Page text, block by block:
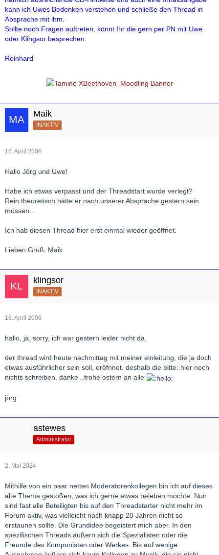
kann ich Uwes Bedenken verstehen und schließe den Thread in
Absprache mit ihm.
Sollte noch Fragen auftreten, könnt Ihr die gern per PN mit Uwe
oder Klingsor besprechen.
Reinhard
Maik
INAKTIV
16. April 2006
Hallo Jörg und Uwe!
Habe ich etwas verpasst und der Threadstart wurde verlegt?
Rein theoretisch hätte er nach unserer Absprache gestern sein
müssen...
Ich hab diesen Thread hier erst einmal wieder geöffnet.
Lieben Gruß, Maik
klingsor
INAKTIV
16. April 2006
hallo, ja, sorry, ich war gestern leider nicht da.
der thread wird heute nachmittag mit meiner einleitung, die ja doch
etwas ausführlicher sein soll, eröfnnet. deshalb die bitte: hier noch
nichts schreiben. danke ..frohe ostern an alle
jörg
astewes
Administrator
2. Mai 2024
Mithilfe von ein paar netten Moderatorenkollegen bin ich auf dieses
alte Thema gestoßen, was ich gerne etwas beleben möchte. Nun
sind fast alle Beteiligten bis auf den Threadstarter nicht mehr im
Forum aktiv, was vielleicht nach knapp 20 Jahren nicht so
erstaunen sollte. Die Grundidee begeistert mich aber. In den
spezifischen Threads äußern sich die Spezialisten oder die
Freunde des Komponisten oder Werkes. Bis auf wenige